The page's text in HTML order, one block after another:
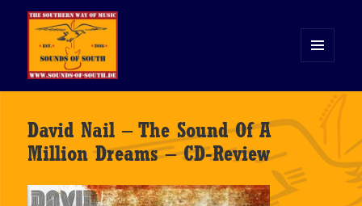
WIDGETS
David Nail – The Sound Of A
Million Dreams – CD-Review